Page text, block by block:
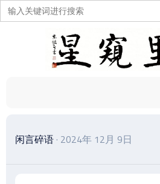
搜
索：
闲言碎语 · 2024年 12月 9日